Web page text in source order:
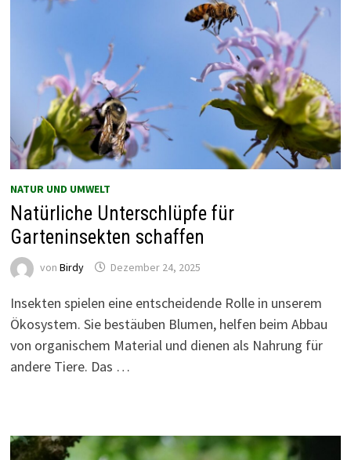
NATUR UND UMWELT
Natürliche Unterschlüpfe für
Garteninsekten schaffen
von Birdy Dezember 24, 2025
Insekten spielen eine entscheidende Rolle in unserem
Ökosystem. Sie bestäuben Blumen, helfen beim Abbau
von organischem Material und dienen als Nahrung für
andere Tiere. Das …